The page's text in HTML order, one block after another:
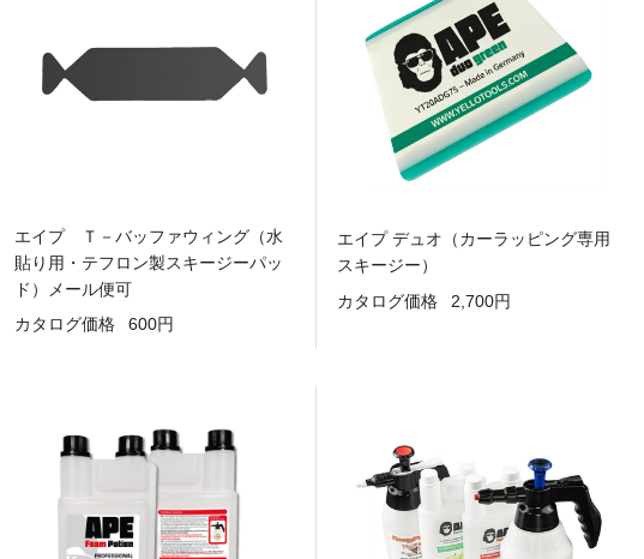
エイプ Ｔ－バッファウィング（水
貼り用・テフロン製スキージーパッ
ド）メール便可
カタログ価格
600円
エイプ デュオ（カーラッピング専用
スキージー）
カタログ価格
2,700円